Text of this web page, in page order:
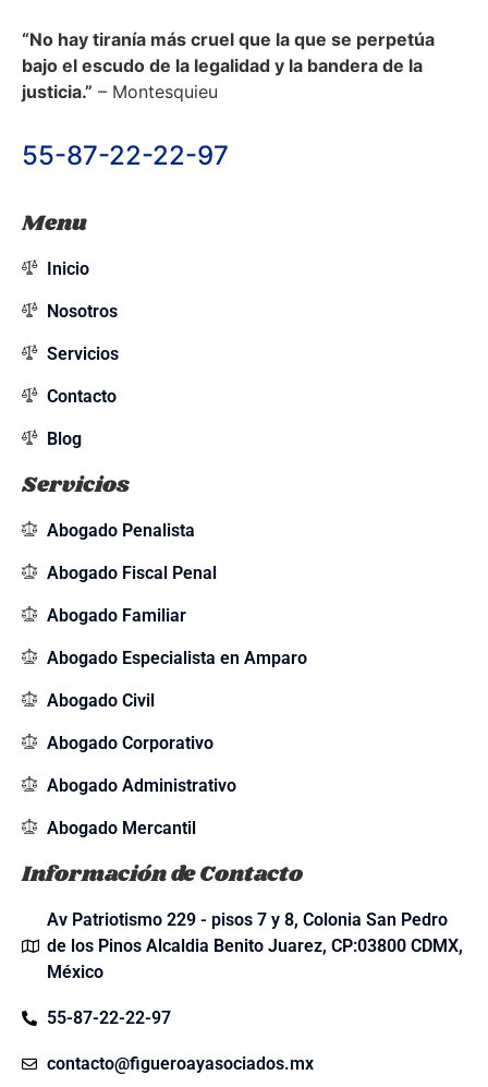
“No hay tiranía más cruel que la que se perpetúa
bajo el escudo de la legalidad y la bandera de la
justicia.” – Montesquieu
55-87-22-22-97
Menu
Inicio
Nosotros
Servicios
Contacto
Blog
Servicios
Abogado Penalista
Abogado Fiscal Penal
Abogado Familiar
Abogado Especialista en Amparo
Abogado Civil
Abogado Corporativo
Abogado Administrativo
Abogado Mercantil
Información de Contacto
Av Patriotismo 229 - pisos 7 y 8, Colonia San Pedro
de los Pinos Alcaldia Benito Juarez, CP:03800 CDMX,
México
55-87-22-22-97
contacto@figueroayasociados.mx